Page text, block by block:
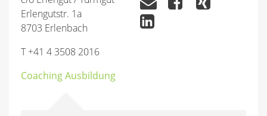
Erlengutstr. 1a
8703 Erlenbach
T +41 4 3508 2016
Coaching Ausbildung